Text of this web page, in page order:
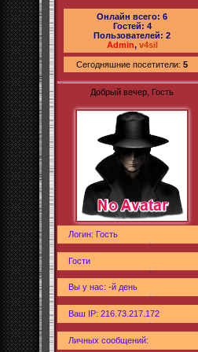
Онлайн всего: 6
Гостей: 4
Пользователей: 2
Admin, v4sil
Сегодняшние посетители: 5
Добрый вечер, Гость
Логин: Гость
Гости
Вы у нас: -й день
Ваш IP: 216.73.217.172
Личных сообщений: